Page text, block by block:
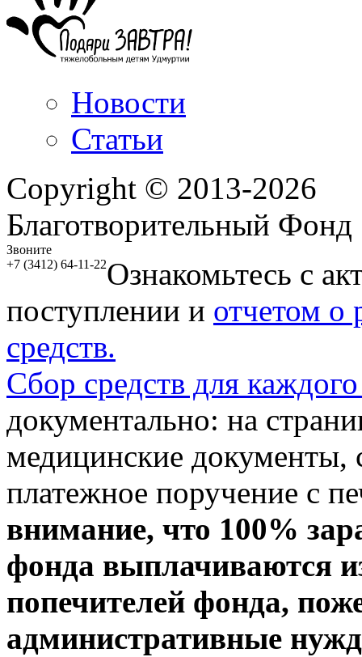
Новости
Статьи
Copyright © 2013-2026
Благотворительный
Звоните
+7 (3412) 64-11-22Ознакомьтесь с
поступлении и отчетом о
средств.
Сбор средств для
документально: на
медицинские документы,
платежное поручение с
внимание, что 100%
фонда выплачиваются
попечителей фонда,
административные